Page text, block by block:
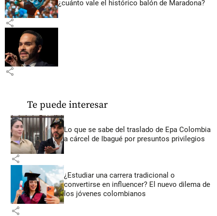
¿cuánto vale el histórico balón de Maradona?
share
share
Te puede interesar
Lo que se sabe del traslado de Epa Colombia
a cárcel de Ibagué por presuntos privilegios
share
¿Estudiar una carrera tradicional o
convertirse en influencer? El nuevo dilema de
los jóvenes colombianos
share